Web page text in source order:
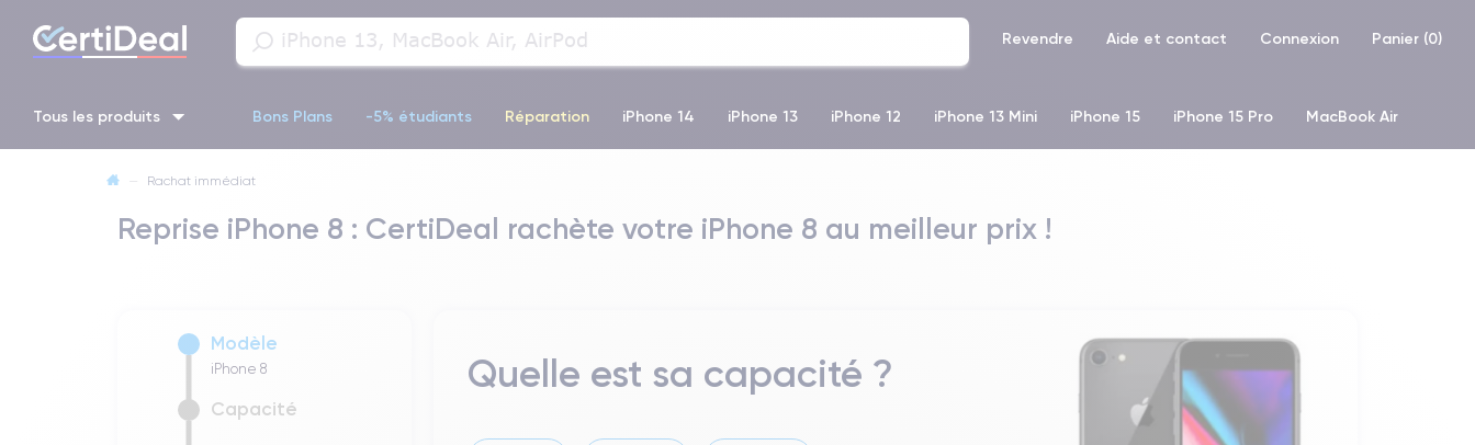
Revendre Aide et contact Connexion Panier (0)
Tous les produits Bons Plans -5% étudiants Réparation iPhone 14 iPhone 13 iPhone 12 iPhone 13 Mini iPhone 15 iPhone 15 Pro MacBook Air
iPhone 14 Pro
iPhone 14 pro
Rachat immédiat
Reprise iPhone 8 : CertiDeal rachète votre iPhone 8 au meilleur prix !
Quelle est sa capacité ?
Modèle
iPhone 8
Capacité